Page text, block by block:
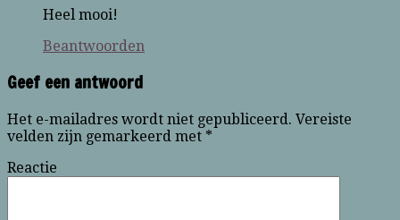
Heel mooi!
Beantwoorden
Geef een antwoord
Het e-mailadres wordt niet gepubliceerd. Vereiste
velden zijn gemarkeerd met *
Reactie